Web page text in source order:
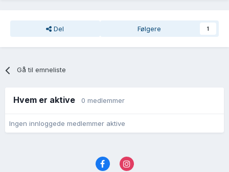
Del Følgere 1
Gå til emneliste
Hvem er aktive 0 medlemmer
Ingen innloggede medlemmer aktive